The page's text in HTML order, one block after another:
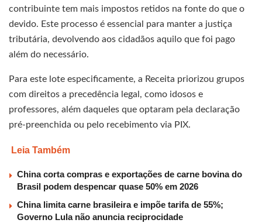
contribuinte tem mais impostos retidos na fonte do que o
devido. Este processo é essencial para manter a justiça
tributária, devolvendo aos cidadãos aquilo que foi pago
além do necessário.
Para este lote especificamente, a Receita priorizou grupos
com direitos a precedência legal, como idosos e
professores, além daqueles que optaram pela declaração
pré-preenchida ou pelo recebimento via PIX.
Leia Também
China corta compras e exportações de carne bovina do
Brasil podem despencar quase 50% em 2026
China limita carne brasileira e impõe tarifa de 55%;
Governo Lula não anuncia reciprocidade